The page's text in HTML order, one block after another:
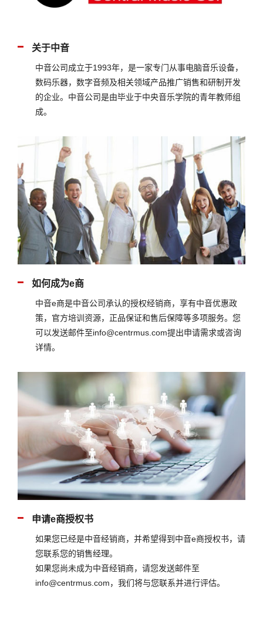
关于中音
中音公司成立于1993年，是一家专门从事电脑音乐设备，
数码乐器，数字音频及相关领域产品推广销售和研制开发
的企业。中音公司是由毕业于中央音乐学院的青年教师组
成。
如何成为e商
中音e商是中音公司承认的授权经销商，享有中音优惠政
策，官方培训资源，正品保证和售后保障等多项服务。您
可以发送邮件至info@centrmus.com提出申请需求或咨询
详情。
申请e商授权书
如果您已经是中音经销商，并希望得到中音e商授权书，请
您联系您的销售经理。
如果您尚未成为中音经销商，请您发送邮件至
info@centrmus.com，我们将与您联系并进行评估。